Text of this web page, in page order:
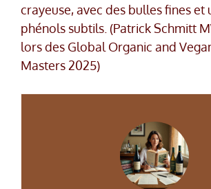
crayeuse, avec des bulles fines et
phénols subtils. (Patrick Schmitt
lors des Global Organic and
Masters 2025)